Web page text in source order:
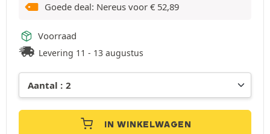
Goede deal: Nereus voor € 52,89
Voorraad
Levering 11 - 13 augustus
IN WINKELWAGEN